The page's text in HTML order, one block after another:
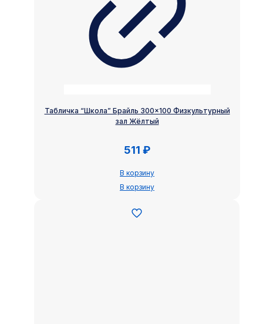
Табличка “Школа” Брайль 300×100 Физкультурный
зал Жёлтый
511 ₽
В корзину
В корзину